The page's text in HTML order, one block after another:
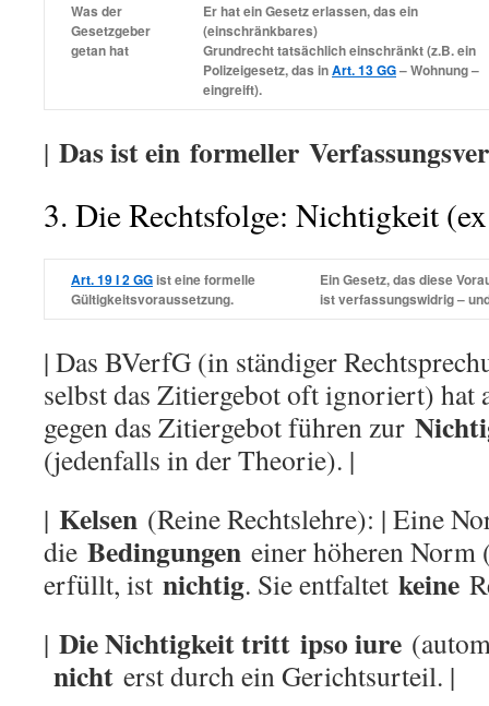
Was der
Gesetzgeber
getan hat
Er hat ein Gesetz erlassen, das ein
(einschränkbares)
Grundrechttatsächlicheinschränkt (z.B. ein
Polizeigesetz, das inArt. 13 GG– Wohnung –
eingreift).
| Das ist ein formeller
3. Die Rechtsfolge: Nichtigkeit
Art. 19 I 2 GGist eineformelle
Gültigkeitsvoraussetzung.
Ein Gesetz, das diese
istverfassungswidrig–
| Das BVerfG (in ständiger
selbst das Zitiergebot oft ignoriert) hat
gegen das Zitiergebot führen zur
(jedenfalls in der Theorie). |
| Kelsen (Reine Rechtslehre): | Eine
die Bedingungen einer höheren Norm
erfüllt, ist nichtig. Sie entfaltet keine
| Die Nichtigkeit tritt ipso iure
nicht erst durch ein Gerichtsurteil. |